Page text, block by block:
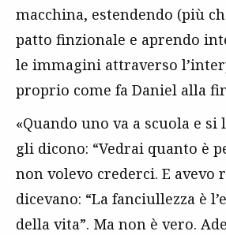
macchina, estendendo (più
patto finzionale e aprendo
le immagini attraverso
proprio come fa Daniel alla
«Quando uno va a scuola e
gli dicono: “Vedrai quanto è
non volevo crederci. E avevo
dicevano: “La fanciullezza è
della vita”. Ma non è vero.